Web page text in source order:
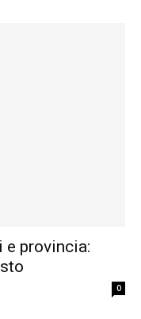
e provincia:
0